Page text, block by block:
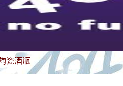
瓷酒瓶